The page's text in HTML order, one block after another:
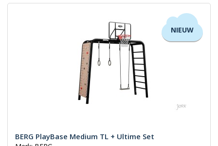
NIEUW
BERG PlayBase Medium TL + Ultime Set